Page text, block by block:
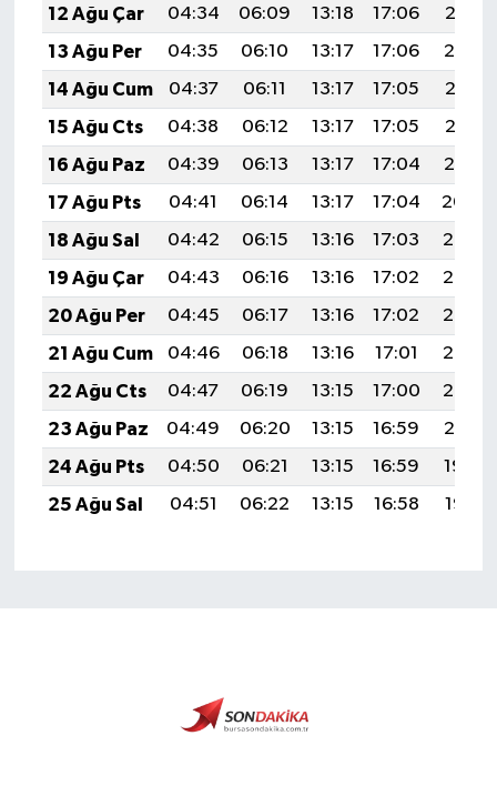
12 Ağu Çar
04:34 06:09 13:18 17:06
20:16
13 Ağu Per
04:35 06:10 13:17 17:06
20:14
14 Ağu Cum
04:37 06:11 13:17 17:05
20:13
15 Ağu Cts
04:38 06:12 13:17 17:05
20:12
16 Ağu Paz
04:39 06:13 13:17 17:04
20:10
17 Ağu Pts
04:41 06:14 13:17 17:04
20:09
18 Ağu Sal
04:42 06:15 13:16 17:03
20:08
19 Ağu Çar
04:43 06:16 13:16 17:02
20:06
20 Ağu Per
04:45 06:17 13:16 17:02
20:05
21 Ağu Cum
04:46 06:18 13:16 17:01
20:03
22 Ağu Cts
04:47 06:19 13:15 17:00
20:02
23 Ağu Paz
04:49 06:20 13:15 16:59
20:01
24 Ağu Pts
04:50 06:21 13:15 16:59
19:59
25 Ağu Sal
04:51 06:22 13:15 16:58 19:58